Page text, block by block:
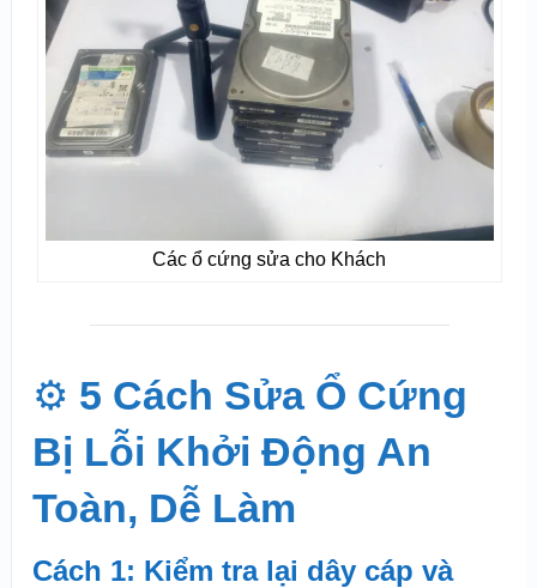
Các ổ cứng sửa cho Khách
⚙️ 5 Cách Sửa Ổ Cứng
Bị Lỗi Khởi Động An
Toàn, Dễ Làm
Cách 1: Kiểm tra lại dây cáp và